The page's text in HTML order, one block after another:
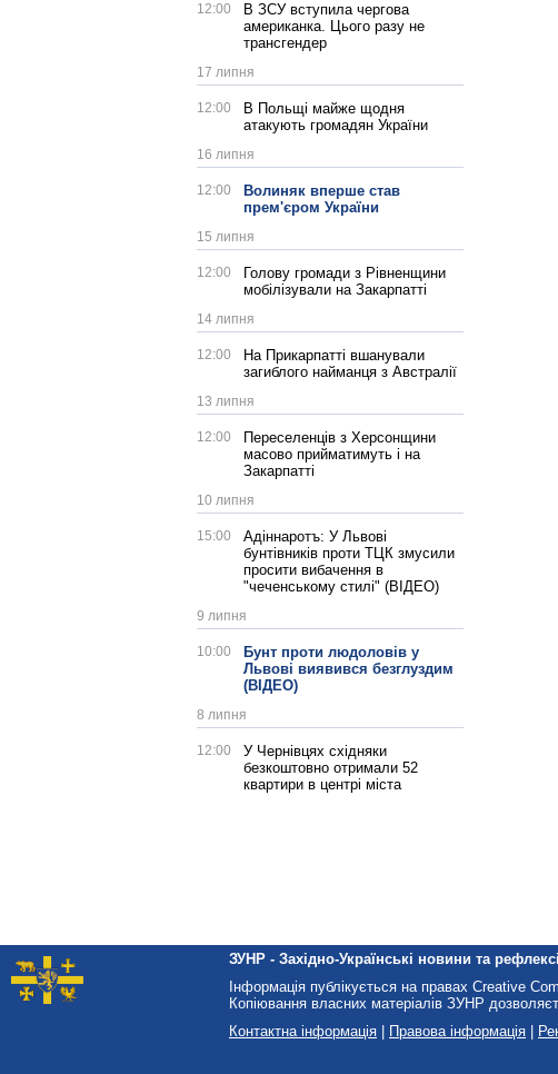
12:00
В ЗСУ вступила чергова
американка. Цього разу не
трансгендер
17 липня
12:00
В Польщі майже щодня
атакують громадян України
16 липня
12:00
Волиняк вперше став
прем'єром України
15 липня
12:00
Голову громади з Рівненщини
мобілізували на Закарпатті
14 липня
12:00
На Прикарпатті вшанували
загиблого найманця з Австралії
13 липня
12:00
Переселенців з Херсонщини
масово прийматимуть і на
Закарпатті
10 липня
15:00
Адіннаротъ: У Львові
бунтівників проти ТЦК змусили
просити вибачення в
"чеченському стилі" (ВІДЕО)
9 липня
10:00
Бунт проти людоловів у
Львові виявився безглуздим
(ВІДЕО)
8 липня
12:00
У Чернівцях східняки
безкоштовно отримали 52
квартири в центрі міста
ЗУНР - Західно-Українські новини та
Інформація публікується на правах Creative
Копіювання власних матеріалів ЗУНР
Контактна інформація
Правова інформація